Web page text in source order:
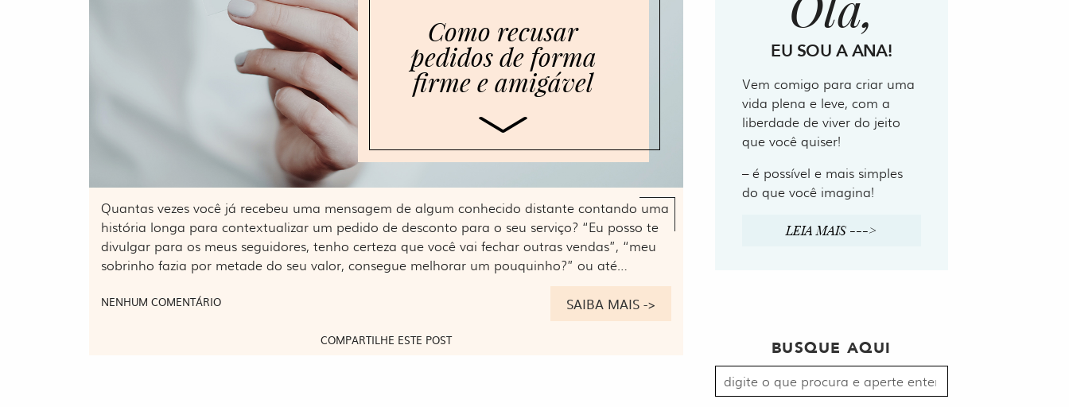
Como recusar
pedidos de forma
firme e amigável
Quantas vezes você já recebeu uma mensagem de algum conhecido distante contando uma
história longa para contextualizar um pedido de desconto para o seu serviço? “Eu posso te
divulgar para os meus seguidores, tenho certeza que você vai fechar outras vendas”, “meu
sobrinho fazia por metade do seu valor, consegue melhorar um pouquinho?” ou até…
NENHUM COMENTÁRIO
COMPARTILHE ESTE POST
SAIBA MAIS ->
EU SOU A ANA!
Vem comigo para criar uma
vida plena e leve, com a
liberdade de viver do jeito
que você quiser!
– é possível e mais simples
do que você imagina!
LEIA MAIS --->
BUSQUE AQUI
Procurar
por: